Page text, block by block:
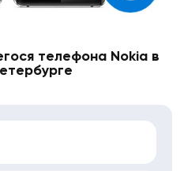
телефона Nokia в